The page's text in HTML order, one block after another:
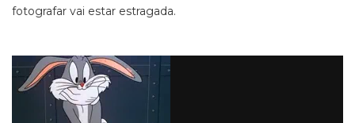
fotografar vai estar estragada.